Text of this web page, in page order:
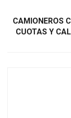
CAMIONEROS
CUOTAS Y